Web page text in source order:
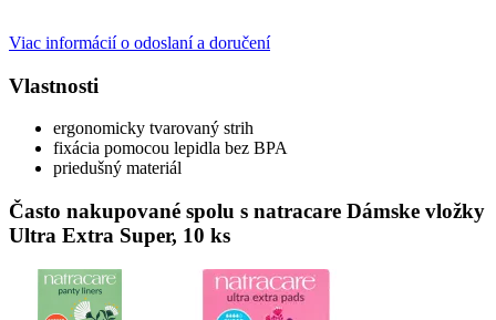
Viac informácií o odoslaní a doručení
Vlastnosti
ergonomicky tvarovaný strih
fixácia pomocou lepidla bez BPA
priedušný materiál
Často nakupované spolu s natracare Dámske vložky
Ultra Extra Super, 10 ks